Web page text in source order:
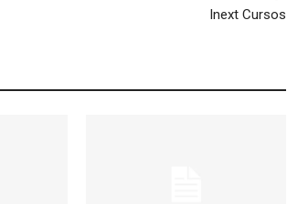
Inext Cursos